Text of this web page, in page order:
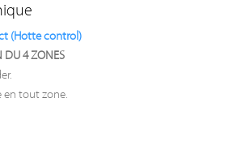
(Hotte control)
DU 4 ZONES
en tout zone.